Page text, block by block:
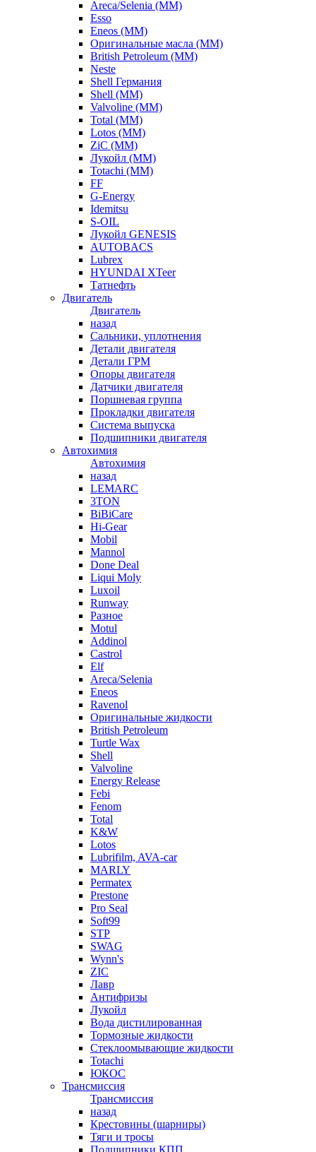
Areca/Selenia (ММ)
Esso
Eneos (ММ)
Оригинальные масла (ММ)
British Petroleum (ММ)
Neste
Shell Германия
Shell (ММ)
Valvoline (ММ)
Total (ММ)
Lotos (ММ)
ZiC (ММ)
Лукойл (ММ)
Totachi (MM)
FF
G-Energy
Idemitsu
S-OIL
Лукойл GENESIS
AUTOBACS
Lubrex
HYUNDAI XTeer
Татнефть
Двигатель
Двигатель
назад
Сальники, уплотнения
Детали двигателя
Детали ГРМ
Опоры двигателя
Датчики двигателя
Поршневая группа
Прокладки двигателя
Система выпуска
Подшипники двигателя
Автохимия
Автохимия
назад
LEMARC
3TON
BiBiCare
Hi-Gear
Mobil
Mannol
Done Deal
Liqui Moly
Luxoil
Runway
Разное
Motul
Addinol
Castrol
Elf
Areca/Selenia
Eneos
Ravenol
Оригинальные жидкости
British Petroleum
Turtle Wax
Shell
Valvoline
Energy Release
Febi
Fenom
Total
K&W
Lotos
Lubrifilm, AVA-car
MARLY
Permatex
Prestone
Pro Seal
Soft99
STP
SWAG
Wynn's
ZIC
Лавр
Антифризы
Лукойл
Вода дистилированная
Тормозные жидкости
Стеклоомывающие жидкости
Totachi
ЮКОС
Трансмиссия
Трансмиссия
назад
Крестовины (шарниры)
Тяги и тросы
Подшипники КПП